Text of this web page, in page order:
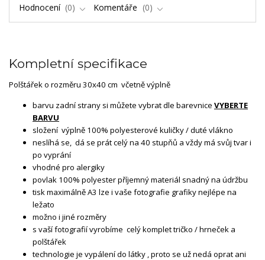
Hodnocení
0 Komentáře 0
Kompletní specifikace
Polštářek o rozměru 30x40 cm včetně výplně
barvu zadní strany si můžete vybrat dle barevnice VYBERTE
BARVU
složení výplně 100% polyesterové kuličky / duté vlákno
neslíhá se, dá se prát celý na 40 stupňů a vždy má svůj tvar i
po vyprání
vhodné pro alergiky
povlak 100% polyester příjemný materiál snadný na údržbu
tisk maximálně A3 lze i vaše fotografie grafiky nejlépe na
ležato
možno i jiné rozměry
s vaší fotografií vyrobíme celý komplet tričko / hrneček a
polštářek
technologie je vypálení do látky , proto se už nedá oprat ani